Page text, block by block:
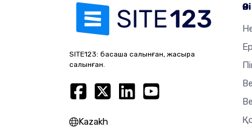
SITE123: басқаша салынған, жақсырақ
салынған.
Kazakh